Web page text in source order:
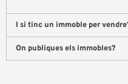
I si tinc un immoble per
On publiques els immobles?